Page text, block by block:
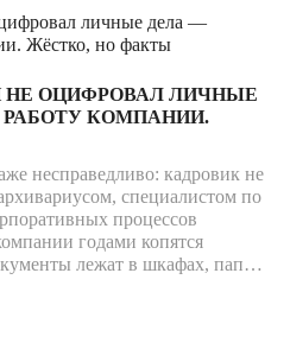
НЕ ОЦИФРОВАЛ ЛИЧНЫЕ
КОМПАНИИ.
несправедливо: кадровик не
специалистом по
процессов
годами копятся
лежат в шкафах, папки
в маленькое расследование —